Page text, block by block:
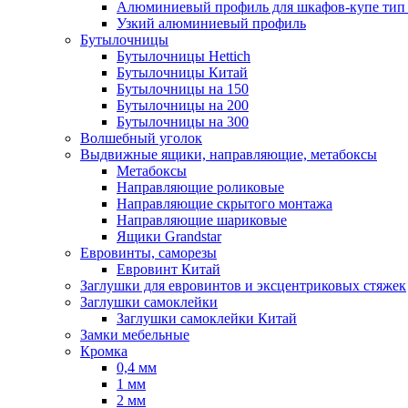
Алюминиевый профиль для шкафов-купе
Узкий алюминиевый профиль
Бутылочницы
Бутылочницы Hettich
Бутылочницы Китай
Бутылочницы на 150
Бутылочницы на 200
Бутылочницы на 300
Волшебный уголок
Выдвижные ящики, направляющие, метабоксы
Метабоксы
Направляющие роликовые
Направляющие скрытого монтажа
Направляющие шариковые
Ящики Grandstar
Евровинты, саморезы
Евровинт Китай
Заглушки для евровинтов и эксцентриковых стяжек
Заглушки самоклейки
Заглушки самоклейки Китай
Замки мебельные
Кромка
0,4 мм
1 мм
2 мм